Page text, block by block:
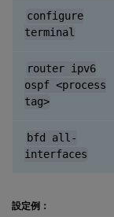
configure
terminal
router ipv6
ospf <process
tag>
bfd all-
interfaces
設定例：